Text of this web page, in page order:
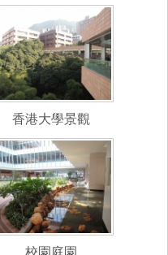
香港大學景觀
校園庭園